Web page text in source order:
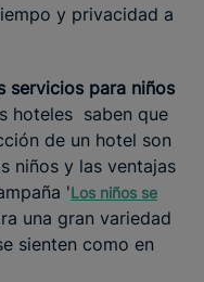
y privacidad a
servicios para niños
hoteles saben que
de un hotel son
niños y las ventajas
'Los niños se
una gran variedad
sienten como en